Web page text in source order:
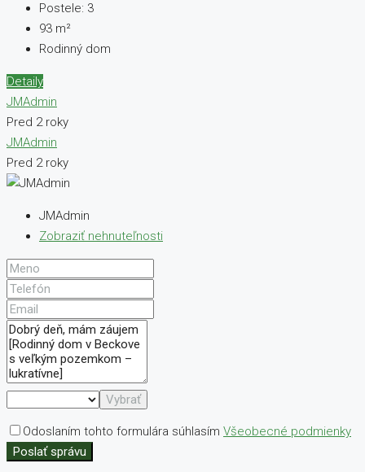
Postele: 3
93 m²
Rodinný dom
Detaily
JMAdmin
Pred 2 roky
JMAdmin
Pred 2 roky
JMAdmin
Zobraziť nehnuteľnosti
Vybrať
Odoslaním tohto formulára súhlasím Všeobecné podmienky
Poslať správu